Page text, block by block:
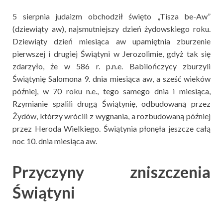
5 sierpnia judaizm obchodził święto „Tisza be-Aw”
(dziewiąty aw), najsmutniejszy dzień żydowskiego roku.
Dziewiąty dzień miesiąca aw upamiętnia zburzenie
pierwszej i drugiej Świątyni w Jerozolimie, gdyż tak się
zdarzyło, że w 586 r. p.n.e. Babilończycy zburzyli
Świątynię Salomona 9. dnia miesiąca aw, a sześć wieków
później, w 70 roku n.e., tego samego dnia i miesiąca,
Rzymianie spalili drugą Świątynię, odbudowaną przez
Żydów, którzy wrócili z wygnania, a rozbudowaną później
przez Heroda Wielkiego. Świątynia płonęła jeszcze całą
noc 10. dnia miesiąca aw.
Przyczyny zniszczenia
Świątyni